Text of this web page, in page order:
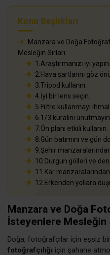
Konu Başlıkları
Manzara ve Doğa
Mesleğin Sırları
1.Araştırmanızı iyi yapın.
2.Hava şartlarını göz
3.Tripod kullanın.
4.İyi bir lens seçin.
5.Filtre kullanmayı
6.1/3 kuralını unutmayın.
7.Ön planı etkili kullanın.
8.Gün batımını ve gün
9.Şehir
10.Durgun gölleri ve
11.Kar manzaralarından
12.Erkenden yollara
Manzara ve Doğa
İsteyenlere Mesleğin
Doğa, fotoğrafçılar için eşsiz
fotoğrafçılığı için şahane